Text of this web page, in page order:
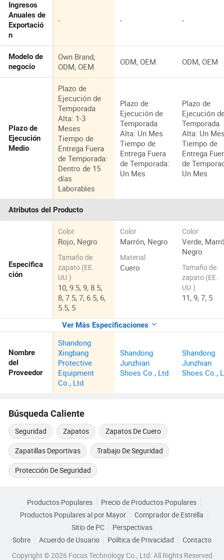
Ingresos
Anuales de
Exportació
n
- - -
Modelo de
negocio
Own Brand,
ODM, OEM
ODM, OEM ODM, OEM
Plazo de
Ejecución
Medio
Plazo de
Ejecución de
Temporada
Alta: 1-3
Meses
Tiempo de
Entrega Fuera
de Temporada:
Dentro de 15
días
Laborables
Plazo de
Ejecución de
Temporada
Alta: Un Mes
Tiempo de
Entrega Fuera
de Temporada:
Un Mes
Plazo de
Ejecución
Temporada
Alta: Un
Tiempo de
Entrega
de
Un Mes
Atributos del Producto
Especifica
ción
Color
Rojo, Negro
Tamaño de
zapato (EE.
UU.)
10, 9.5, 9, 8.5,
8, 7.5, 7, 6.5, 6,
5.5, 5
Color
Marrón, Negro
Material
Cuero
Color
Verde,
Negro
Tamaño de
zapato (EE.
UU.)
11, 9, 7, 5
Ver Más Especificaciones
Nombre
del
Proveedor
Shandong
Xingbang
Protective
Equipment
Co., Ltd
Shandong
Junzhian
Shoes Co., Ltd.
Shandong
Junzhian
Shoes Co.,
Búsqueda Caliente
Seguridad Zapatos Zapatos De Cuero
Zapatillas Deportivas Trabajo De Seguridad
Protección De Seguridad
Productos Populares
Precio de Productos Populares
Productos Populares al por Mayor
Comprador de Estrella
Sitio de PC
Perspectivas
Sobre
Acuerdo de Usuario Política de Privacidad
Contacto
Copyright © 2026 Focus Technology Co., Ltd. All Rights Reserved